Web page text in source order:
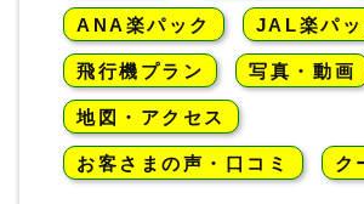
ANA楽パック JAL楽パッ
飛行機プラン 写真・動画
地図・アクセス
お客さまの声・口コミ ク